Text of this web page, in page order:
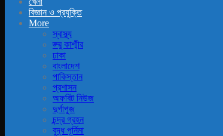
বিজ্ঞান ও প্রযুক্তি
More
স্বাস্থ্য
জ্ম্মু কাশ্মীর
ঢাকা
বাংলাদেশ
পাকিস্তান
প্রশাসন
অফবিট নিউজ
দুর্গাপূজ
চন্দ্র গ্রহন
বুদ্ধ পূর্নিমা